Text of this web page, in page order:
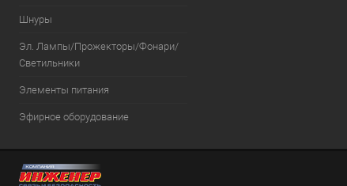
Шнуры
Эл. Лампы/Прожекторы/Фонари/
Светильники
Элементы питания
Эфирное оборудование